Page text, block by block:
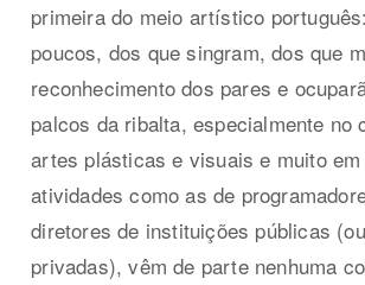
primeira do meio artístico
poucos, dos que singram, dos que
reconhecimento dos pares e
palcos da ribalta, especialmente no
artes plásticas e visuais e muito
atividades como as de
diretores de instituições públicas
privadas), vêm de parte nenhuma